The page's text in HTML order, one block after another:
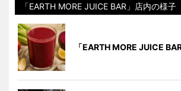
「EARTH MORE JUICE BAR」店内の様子
「EARTH MORE JUICE